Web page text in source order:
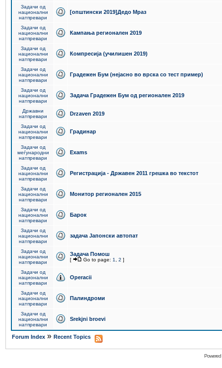
Задачи од
национални
натпревари
[општински 2019]Дедо Мраз
Задачи од
национални
натпревари
Кампања регионален 2019
Задачи од
национални
натпревари
Компресија (училишен 2019)
Задачи од
национални
натпревари
Градежен Бум (нејасно во врска со тест пример)
Задачи од
национални
натпревари
Задача Градежен Бум од регионален 2019
Државни
натпревари
Drzaven 2019
Задачи од
национални
натпревари
Градинар
Задачи од
меѓународни
натпревари
Exams
Задачи од
национални
натпревари
Регистрација - Државен 2011 грешка во текстот
Задачи од
национални
натпревари
Монитор регионален 2015
Задачи од
национални
натпревари
Барок
Задачи од
национални
натпревари
задача Јапонски автопат
Задачи од
национални
натпревари
Задача Помош
[ Go to page: 1 2 ]
Задачи од
национални
натпревари
Operacii
Задачи од
национални
натпревари
Палиндроми
Задачи од
национални
натпревари
Srekjni broevi
Forum Index » Recent Topics